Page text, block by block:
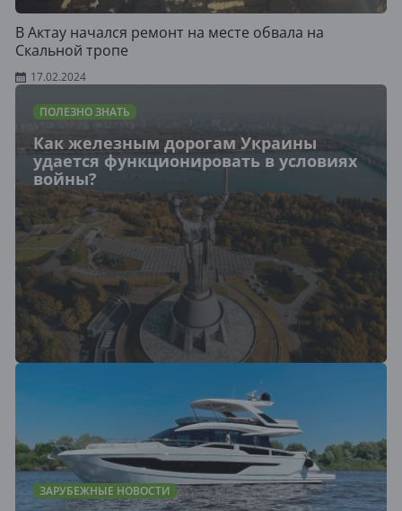
В Актау начался ремонт на месте обвала на
Скальной тропе
17.02.2024
ПОЛЕЗНО ЗНАТЬ
Как железным дорогам Украины
удается функционировать в условиях
войны?
ЗАРУБЕЖНЫЕ НОВОСТИ